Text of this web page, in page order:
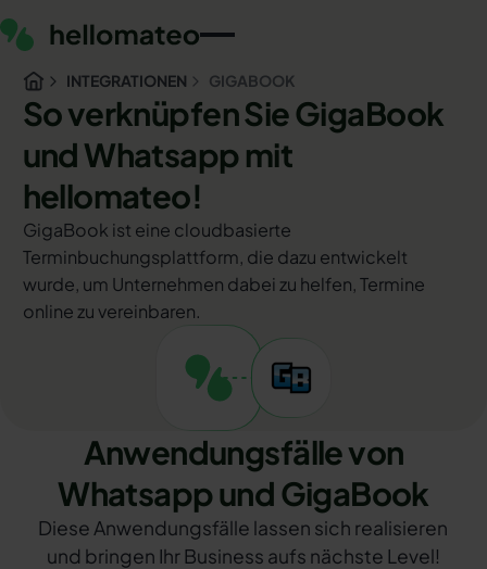
INTEGRATIONEN GIGABOOK
So verknüpfen Sie GigaBook
und Whatsapp mit
hellomateo!
GigaBook ist eine cloudbasierte
Terminbuchungsplattform, die dazu entwickelt
wurde, um Unternehmen dabei zu helfen, Termine
online zu vereinbaren.
Anwendungsfälle von
Whatsapp und GigaBook
Diese Anwendungsfälle lassen sich realisieren
und bringen Ihr Business aufs nächste Level!